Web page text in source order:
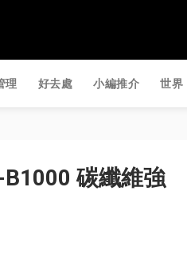
理 好去處 小編推介 世界
B1000 碳纖維強